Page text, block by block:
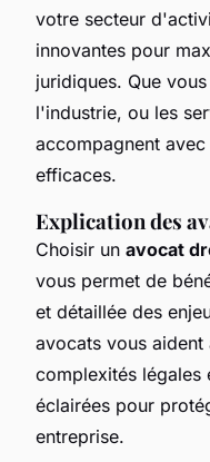
votre secteur
innovantes pour
juridiques. Que
l'industrie, ou les
accompagnent
efficaces.
Explication des
Choisir un avocat
vous permet de
et détaillée des
avocats vous aident
complexités légales
éclairées pour
entreprise.